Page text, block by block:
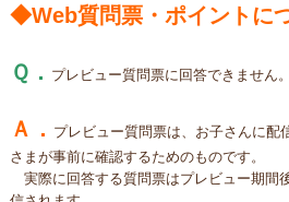
◆Web質問票・ポイントに
Ｑ． プレビュー質問票に回答できません。
Ａ． プレビュー質問票は、お子さんに配
さまが事前に確認するためのものです。
実際に回答する質問票はプレビュー期間